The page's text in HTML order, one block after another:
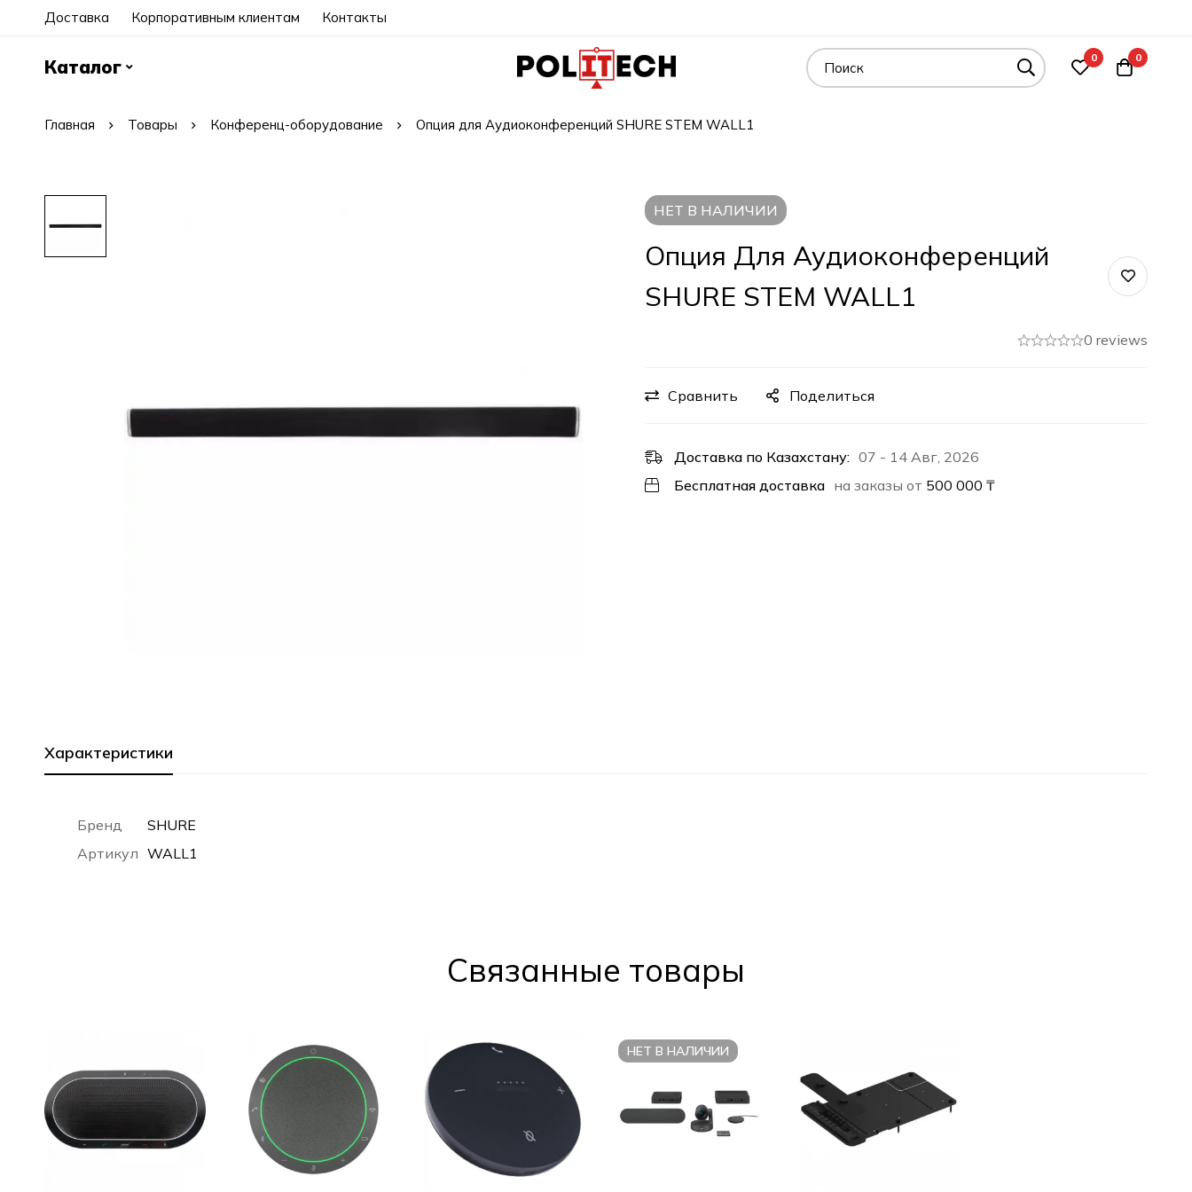
Доставка Корпоративным клиентам Контакты
Каталог 0 0
Главная Товары Конференц-оборудование Опция для Аудиоконференций SHURE STEM WALL1
НЕТ В НАЛИЧИИ
Опция Для Аудиоконференций
SHURE STEM WALL1
0 reviews
Сравнить Поделиться
Доставка по Казахстану: 07 - 14 Авг, 2026
Бесплатная доставка на заказы от 500 000 ₸
Характеристики
Бренд
SHURE
Артикул WALL1
Cвязанные товары
НЕТ В НАЛИЧИИ